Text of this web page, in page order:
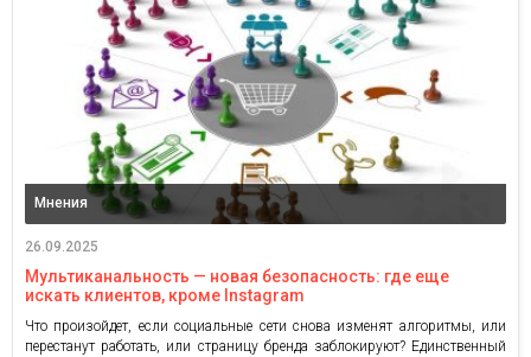
Мнения
26.09.2025
Мультиканальность — новая безопасность: где еще
искать клиентов, кроме Instagram
Что произойдет, если социальные сети снова изменят алгоритмы, или
перестанут работать, или страницу бренда заблокируют? Единственный